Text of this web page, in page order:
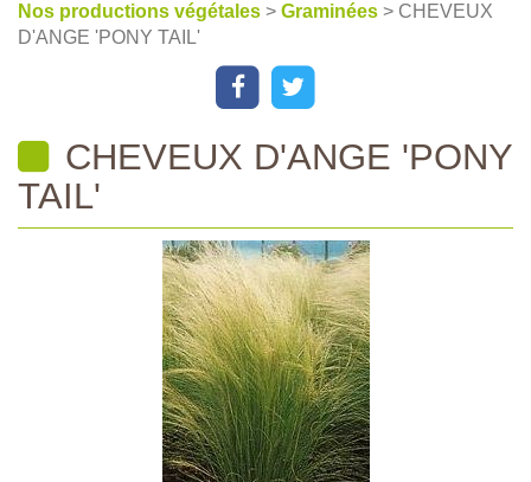
Nos productions végétales > Graminées > CHEVEUX
D'ANGE 'PONY TAIL'
CHEVEUX D'ANGE 'PONY
TAIL'